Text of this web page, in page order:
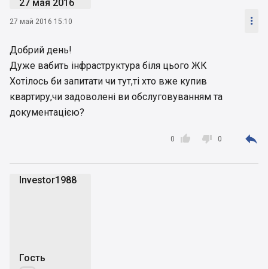
27 мая 2016
27 май 2016 15:10 
Добрий день!
Дуже вабить інфраструктура біля цього ЖК
Хотілось би запитати чи тут,ті хто вже купив
квартиру,чи задоволені ви обслуговуванням та
документацією?

0  0 
Investor1988
Гость